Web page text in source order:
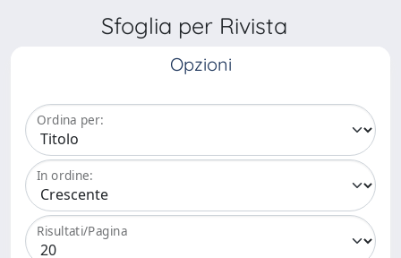
Sfoglia per Rivista
Opzioni
Ordina per:
In ordine:
Risultati/Pagina